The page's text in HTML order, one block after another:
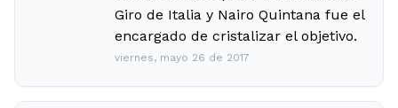
Giro de Italia y Nairo Quintana fue el
encargado de cristalizar el objetivo.
viernes, mayo 26 de 2017